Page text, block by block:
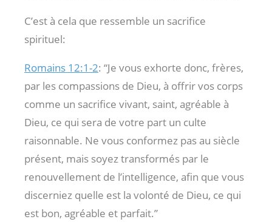
C’est à cela que ressemble un sacrifice
spirituel:
Romains 12:1-2: “Je vous exhorte donc, frères,
par les compassions de Dieu, à offrir vos corps
comme un sacrifice vivant, saint, agréable à
Dieu, ce qui sera de votre part un culte
raisonnable. Ne vous conformez pas au siècle
présent, mais soyez transformés par le
renouvellement de l’intelligence, afin que vous
discerniez quelle est la volonté de Dieu, ce qui
est bon, agréable et parfait.”